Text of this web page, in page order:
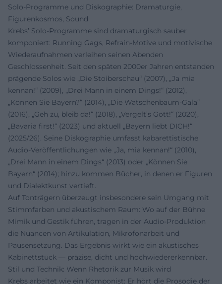
Solo-Programme und Diskographie: Dramaturgie,
Figurenkosmos, Sound
Krebs’ Solo-Programme sind dramaturgisch sauber
komponiert: Running Gags, Refrain-Motive und motivische
Wiederaufnahmen verleihen seinen Abenden
Geschlossenheit. Seit den späten 2000er Jahren entstanden
prägende Solos wie „Die Stoiberschau“ (2007), „Ja mia
kennan!“ (2009), „Drei Mann in einem Dings!“ (2012),
„Können Sie Bayern?“ (2014), „Die Watschenbaum-Gala“
(2016), „Geh zu, bleib da!“ (2018), „Vergelt’s Gott!“ (2020),
„Bavaria first!“ (2023) und aktuell „Bayern liebt DICH!“
(2025/26). Seine Diskographie umfasst kabarettistische
Audio-Veröffentlichungen wie „Ja, mia kennan!“ (2010),
„Drei Mann in einem Dings“ (2013) oder „Können Sie
Bayern“ (2014); hinzu kommen Bücher, in denen er Figuren
und Dialektkunst vertieft.
Auf Tonträgern überzeugt insbesondere sein Umgang mit
Stimmfarben und akustischem Raum: Wo auf der Bühne
Mimik und Gestik führen, tragen in der Audio-Produktion
die Nuancen von Artikulation, Mikrofonarbeit und
Pausensetzung. Das Ergebnis wirkt wie ein akustisches
Kabinettstück — präzise, dicht und hochwiedererkennbar.
Stil und Technik: Wenn Rhetorik zur Musik wird
Krebs arbeitet wie ein Komponist: Er hört die Prosodie der